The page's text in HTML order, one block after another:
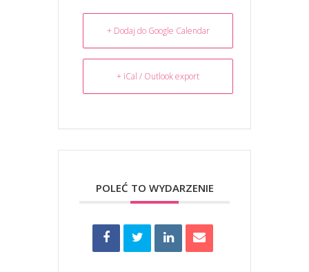
+ Dodaj do Google Calendar
+ iCal / Outlook export
POLEĆ TO WYDARZENIE